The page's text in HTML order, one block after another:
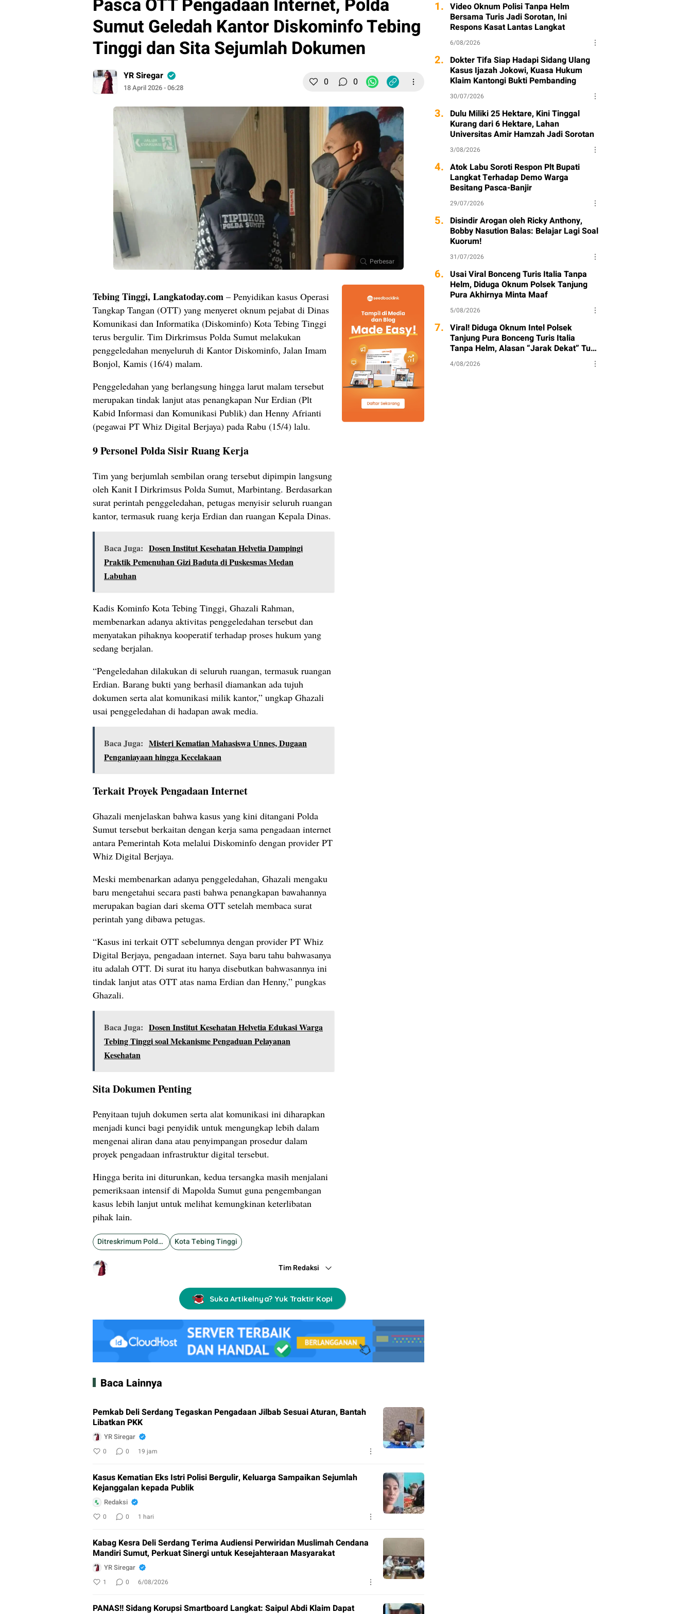
Pasca OTT Pengadaan Internet, Polda
Sumut Geledah Kantor Diskominfo Tebing
Tinggi dan Sita Sejumlah Dokumen
YR Siregar
18 April 2026 - 06:28 0 0
Perbesar
Tebing Tinggi, Langkatoday.com – Penyidikan kasus Operasi
Tangkap Tangan (OTT) yang menyeret oknum pejabat di Dinas
Komunikasi dan Informatika (Diskominfo) Kota Tebing Tinggi
terus bergulir. Tim Dirkrimsus Polda Sumut melakukan
penggeledahan menyeluruh di Kantor Diskominfo, Jalan Imam
Bonjol, Kamis (16/4) malam.
Penggeledahan yang berlangsung hingga larut malam tersebut
merupakan tindak lanjut atas penangkapan Nur Erdian (Plt
Kabid Informasi dan Komunikasi Publik) dan Henny Afrianti
(pegawai PT Whiz Digital Berjaya) pada Rabu (15/4) lalu.
9 Personel Polda Sisir Ruang Kerja
Tim yang berjumlah sembilan orang tersebut dipimpin langsung
oleh Kanit I Dirkrimsus Polda Sumut, Marbintang. Berdasarkan
surat perintah penggeledahan, petugas menyisir seluruh ruangan
kantor, termasuk ruang kerja Erdian dan ruangan Kepala Dinas.
Baca Juga: Dosen Institut Kesehatan Helvetia Dampingi
Praktik Pemenuhan Gizi Baduta di Puskesmas Medan
Labuhan
Kadis Kominfo Kota Tebing Tinggi, Ghazali Rahman,
membenarkan adanya aktivitas penggeledahan tersebut dan
menyatakan pihaknya kooperatif terhadap proses hukum yang
sedang berjalan.
“Pengeledahan dilakukan di seluruh ruangan, termasuk ruangan
Erdian. Barang bukti yang berhasil diamankan ada tujuh
dokumen serta alat komunikasi milik kantor,” ungkap Ghazali
usai penggeledahan di hadapan awak media.
Baca Juga: Misteri Kematian Mahasiswa Unnes, Dugaan
Penganiayaan hingga Kecelakaan
Terkait Proyek Pengadaan Internet
Ghazali menjelaskan bahwa kasus yang kini ditangani Polda
Sumut tersebut berkaitan dengan kerja sama pengadaan internet
antara Pemerintah Kota melalui Diskominfo dengan provider PT
Whiz Digital Berjaya.
Meski membenarkan adanya penggeledahan, Ghazali mengaku
baru mengetahui secara pasti bahwa penangkapan bawahannya
merupakan bagian dari skema OTT setelah membaca surat
perintah yang dibawa petugas.
“Kasus ini terkait OTT sebelumnya dengan provider PT Whiz
Digital Berjaya, pengadaan internet. Saya baru tahu bahwasanya
itu adalah OTT. Di surat itu hanya disebutkan bahwasannya ini
tindak lanjut atas OTT atas nama Erdian dan Henny,” pungkas
Ghazali.
Baca Juga: Dosen Institut Kesehatan Helvetia Edukasi Warga
Tebing Tinggi soal Mekanisme Pengaduan Pelayanan
Kesehatan
Sita Dokumen Penting
Penyitaan tujuh dokumen serta alat komunikasi ini diharapkan
menjadi kunci bagi penyidik untuk mengungkap lebih dalam
mengenai aliran dana atau penyimpangan prosedur dalam
proyek pengadaan infrastruktur digital tersebut.
Hingga berita ini diturunkan, kedua tersangka masih menjalani
pemeriksaan intensif di Mapolda Sumut guna pengembangan
kasus lebih lanjut untuk melihat kemungkinan keterlibatan
pihak lain.
Ditreskrimum Polda Sumut Kota Tebing Tinggi
Tim Redaksi
Suka Artikelnya? Yuk Traktir Kopi
Baca Lainnya
Pemkab Deli Serdang Tegaskan Pengadaan Jilbab Sesuai Aturan, Bantah
Libatkan PKK
YR Siregar
0 0 19 jam
Kasus Kematian Eks Istri Polisi Bergulir, Keluarga Sampaikan Sejumlah
Kejanggalan kepada Publik
Redaksi
0 0 1 hari
Kabag Kesra Deli Serdang Terima Audiensi Perwiridan Muslimah Cendana
Mandiri Sumut, Perkuat Sinergi untuk Kesejahteraan Masyarakat
YR Siregar
1 0 6/08/2026
PANAS!! Sidang Korupsi Smartboard Langkat: Saipul Abdi Klaim Dapat
1. Video Oknum Polisi Tanpa Helm
Bersama Turis Jadi Sorotan, Ini
Respons Kasat Lantas Langkat
6/08/2026
2. Dokter Tifa Siap Hadapi Sidang Ulang
Kasus Ijazah Jokowi, Kuasa Hukum
Klaim Kantongi Bukti Pembanding
30/07/2026
3. Dulu Miliki 25 Hektare, Kini Tinggal
Kurang dari 6 Hektare, Lahan
Universitas Amir Hamzah Jadi Sorotan
3/08/2026
4. Atok Labu Soroti Respon Plt Bupati
Langkat Terhadap Demo Warga
Besitang Pasca-Banjir
29/07/2026
5. Disindir Arogan oleh Ricky Anthony,
Bobby Nasution Balas: Belajar Lagi Soal
Kuorum!
31/07/2026
6. Usai Viral Bonceng Turis Italia Tanpa
Helm, Diduga Oknum Polsek Tanjung
Pura Akhirnya Minta Maaf
5/08/2026
7. Viral! Diduga Oknum Intel Polsek
Tanjung Pura Bonceng Turis Italia
Tanpa Helm, Alasan “Jarak Dekat” Tuai
Sorotan
4/08/2026